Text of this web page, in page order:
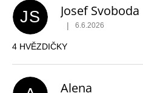
JS Josef Svoboda
Hodnocení obchodu
| 6.6.2026
4 HVĚZDIČKY
Alena